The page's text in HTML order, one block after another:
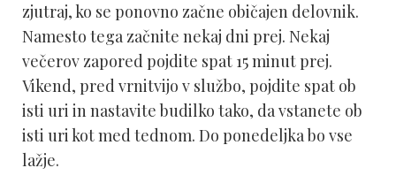
zjutraj, ko se ponovno začne običajen delovnik.
Namesto tega začnite nekaj dni prej. Nekaj
večerov zapored pojdite spat 15 minut prej.
Vikend, pred vrnitvijo v službo, pojdite spat ob
isti uri in nastavite budilko tako, da vstanete ob
isti uri kot med tednom. Do ponedeljka bo vse
lažje.